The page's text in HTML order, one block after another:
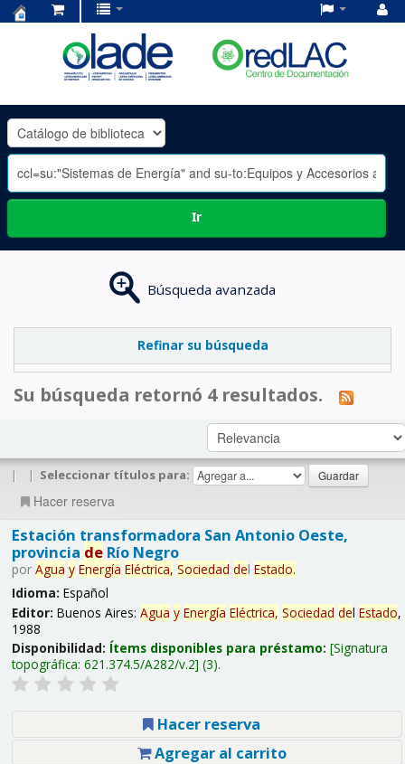
OLADE
-
Ir
Búsqueda avanzada
Refinar su búsqueda
Su búsqueda retornó 4 resultados.
| | Seleccionar títulos para:
Hacer reserva
Estación transformadora San Antonio Oeste,
provincia deRío Negro
por Agua y Energía Eléctrica, Sociedad del Estado.
Idioma: Español
Editor: Buenos Aires: Agua y Energía Eléctrica, Sociedad del Estado,
1988
Disponibilidad: Ítems disponibles para préstamo: Signatura
topográfica: 621.374.5/A282/v.2 (3).
Hacer reserva
Agregar al carrito